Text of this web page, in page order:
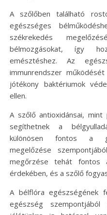
A szőlőben található
egészséges
székrekedés
bélmozgásokat, így
emésztéshez. Az
immunrendszer
jótékony baktériumok
ellen.
A szőlő antioxidánsai, mint
segíthetnek a
különösen fontos a
megelőzése
megőrzése tehát fontos
érdekében, és a szőlő
A bélflóra egészségének
egészség